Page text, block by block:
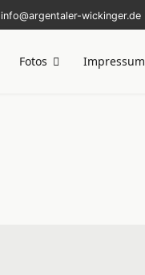
info@argentaler-wickinger.de
Fotos Impressum